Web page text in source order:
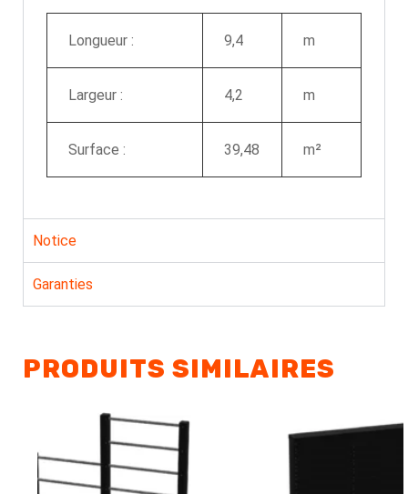
Longueur : 9,4 m
Largeur : 4,2 m
Surface : 39,48 m²
Notice
Garanties
PRODUITS SIMILAIRES